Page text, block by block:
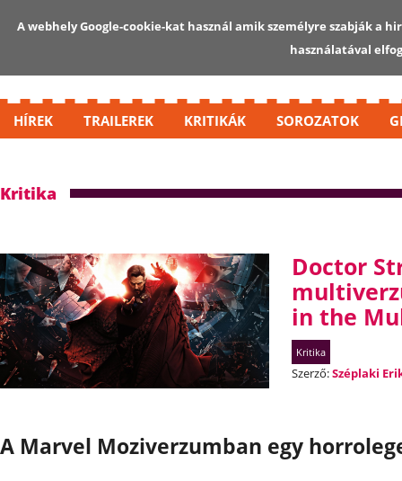
HÍREK TRAILEREK KRITIKÁK SOROZATOK
Kritika
Doctor
in the
Kritika
Szerző:Széplaki
A Marvel Moziverzumban egy
A webhely Google-cookie-kat használ amik személyre szabják a
használatával